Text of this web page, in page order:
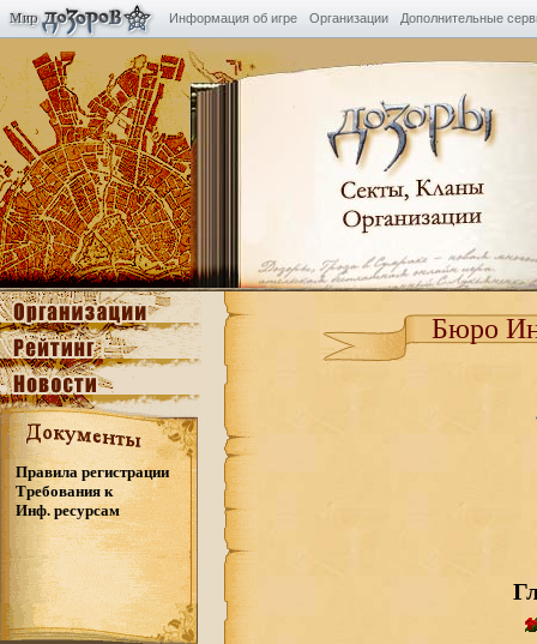
Информация об игре Организации Дополнительные
Правила регистрации
Требования к
Инф. ресурсам
Бюро